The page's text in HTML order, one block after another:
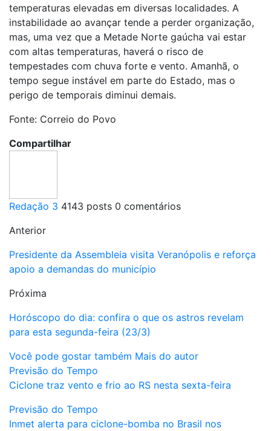
temperaturas elevadas em diversas localidades. A
instabilidade ao avançar tende a perder organização,
mas, uma vez que a Metade Norte gaúcha vai estar
com altas temperaturas, haverá o risco de
tempestades com chuva forte e vento. Amanhã, o
tempo segue instável em parte do Estado, mas o
perigo de temporais diminui demais.
Fonte: Correio do Povo
Compartilhar
Redação 3 4143 posts 0 comentários
Anterior
Presidente da Assembleia visita Veranópolis e reforça
apoio a demandas do município
Próxima
Horóscopo do dia: confira o que os astros revelam
para esta segunda-feira (23/3)
Você pode gostar também Mais do autor
Previsão do Tempo
Ciclone traz vento e frio ao RS nesta sexta-feira
Previsão do Tempo
Inmet alerta para ciclone-bomba no Brasil nos